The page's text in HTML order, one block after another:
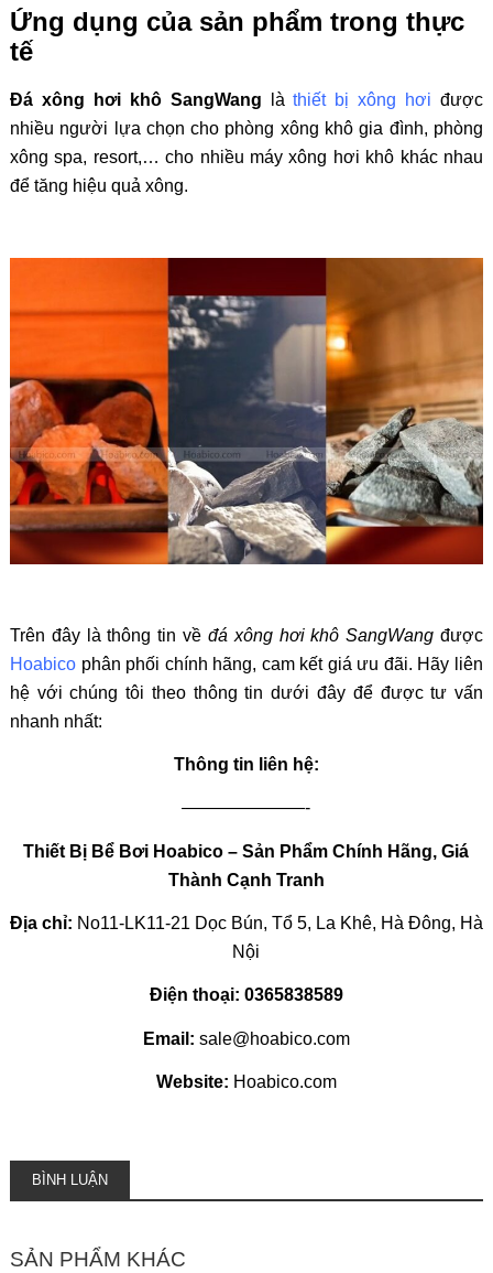
Ứng dụng của sản phẩm trong thực
tế
Đá xông hơi khô SangWang làthiết bị xông hơi được
nhiều người lựa chọn cho phòng xông khô gia đình, phòng
xông spa, resort,… cho nhiều máy xông hơi khô khác nhau
để tăng hiệu quả xông.
Trên đây là thông tin về đá xông hơi khô SangWang được
Hoabicophân phối chính hãng, cam kết giá ưu đãi. Hãy liên
hệ với chúng tôi theo thông tin dưới đây để được tư vấn
nhanh nhất:
Thông tin liên hệ:
———————-
Thiết Bị Bể Bơi Hoabico – Sản Phẩm Chính Hãng, Giá
Thành Cạnh Tranh
Địa chỉ: No11-LK11-21 Dọc Bún, Tổ 5, La Khê, Hà Đông, Hà
Nội
Điện thoại: 0365838589
Email: sale@hoabico.com
Website: Hoabico.com
BÌNH LUẬN
SẢN PHẨM KHÁC